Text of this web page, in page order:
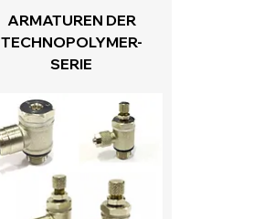
ARMATUREN DER
TECHNOPOLYMER-
SERIE